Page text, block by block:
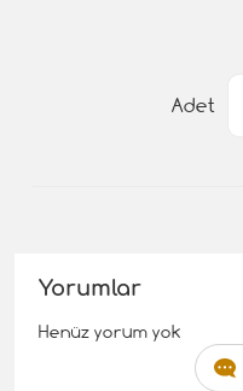
Adet
Yorumlar
Henüz yorum yok